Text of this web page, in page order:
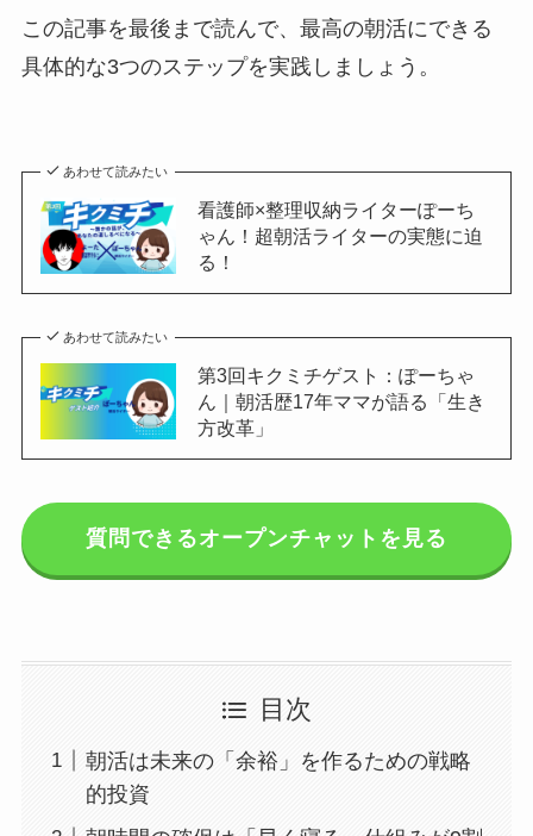
この記事を最後まで読んで、最高の朝活にできる
具体的な3つのステップを実践しましょう。
あわせて読みたい
看護師×整理収納ライターぽーち
ゃん！超朝活ライターの実態に迫
る！
あわせて読みたい
第3回キクミチゲスト：ぽーちゃ
ん｜朝活歴17年ママが語る「生き
方改革」
質問できるオープンチャットを見る
目次
朝活は未来の「余裕」を作るための戦略
的投資